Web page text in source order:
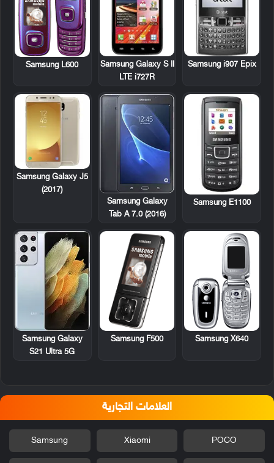
Samsung i907 Epix
Samsung Galaxy S II
LTE i727R
Samsung L600
Samsung E1100
Samsung Galaxy
Tab A 7.0 (2016)
Samsung Galaxy J5
(2017)
Samsung X640
Samsung F500
Samsung Galaxy
S21 Ultra 5G
العلامات التجارية
POCO
Xiaomi
Samsung